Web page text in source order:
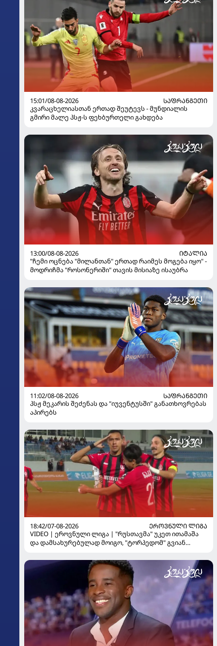
15:01/08-08-2026
ᲡᲐᲤᲠᲐᲜᲒᲔᲗᲘ
კვარაცხელიასთან ერთად შეუტევს - მუნდიალის
გმირი მალე პსჟ-ს ფეხბურთელი გახდება
13:00/08-08-2026
ᲘᲢᲐᲚᲘᲐ
"ჩემი ოცნება "მილანთან" ერთად რაიმეს მოგება იყო" -
მოდრიჩმა "როსონერიში" თავის მისიაზე ისაუბრა
11:02/08-08-2026
ᲡᲐᲤᲠᲐᲜᲒᲔᲗᲘ
პსჟ მეკარის შეძენას და "იუვენტუსში" განათხოვრებას
აპირებს
18:42/07-08-2026
ᲔᲠᲝᲕᲜᲣᲚᲘ ᲚᲘᲒᲐ
VIDEO | ეროვნული ლიგა | "რუსთავმა" უკეთ ითამაშა
და დამსახურებულად მოიგო, "ტორპედომ" გვიან